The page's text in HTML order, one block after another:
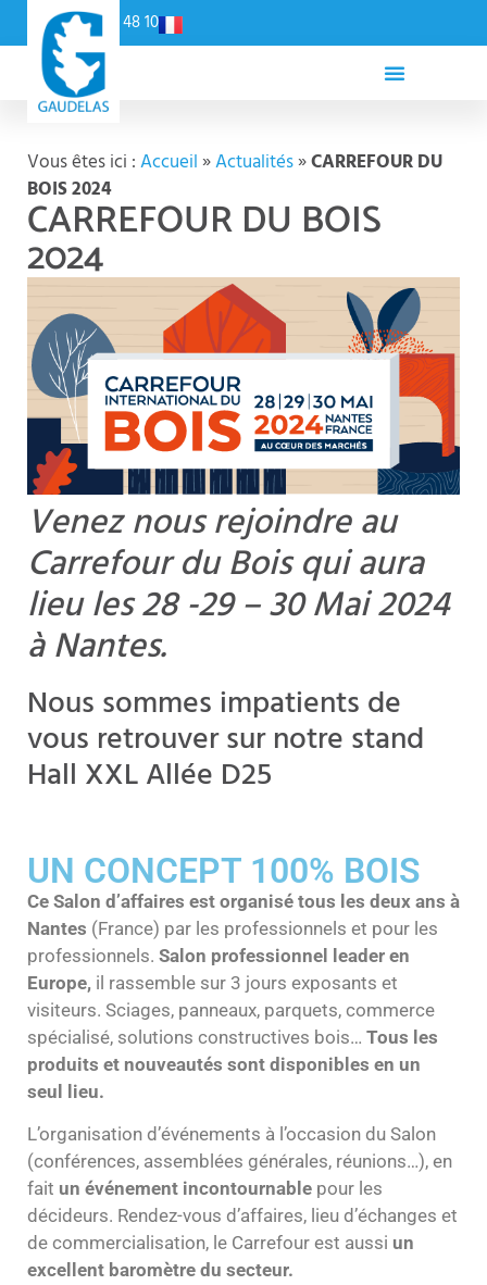
02 54 79 48 10
Vous êtes ici :Accueil»Actualités»CARREFOUR DU
BOIS 2024
CARREFOUR DU BOIS
2024
Venez nous rejoindre au
Carrefour du Bois qui aura
lieu les 28 -29 – 30 Mai 2024
à Nantes.
Nous sommes impatients de
vous retrouver sur notre stand
Hall XXL Allée D25
UN CONCEPT 100% BOIS
Ce Salon d’affaires est organisé tous les deux ans à
Nantes (France) par les professionnels et pour les
professionnels. Salon professionnel leader en
Europe, il rassemble sur 3 jours exposants et
visiteurs. Sciages, panneaux, parquets, commerce
spécialisé, solutions constructives bois… Tous les
produits et nouveautés sont disponibles en un
seul lieu.
L’organisation d’événements à l’occasion du Salon
(conférences, assemblées générales, réunions…), en
fait un événement incontournable pour les
décideurs. Rendez-vous d’affaires, lieu d’échanges et
de commercialisation, le Carrefour est aussi un
excellent baromètre du secteur.
Panneau de gestion des cookies